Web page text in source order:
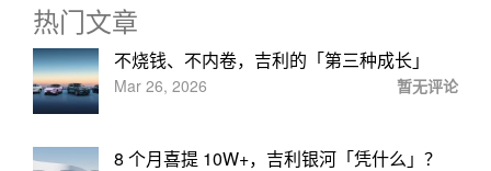
热门文章
不烧钱、不内卷，吉利的「第三种成长」
Mar 26, 2026 暂无评论
8 个月喜提 10W+，吉利银河「凭什么」？